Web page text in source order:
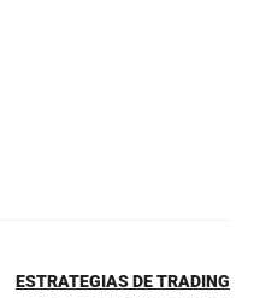
ESTRATEGIAS DE TRADING